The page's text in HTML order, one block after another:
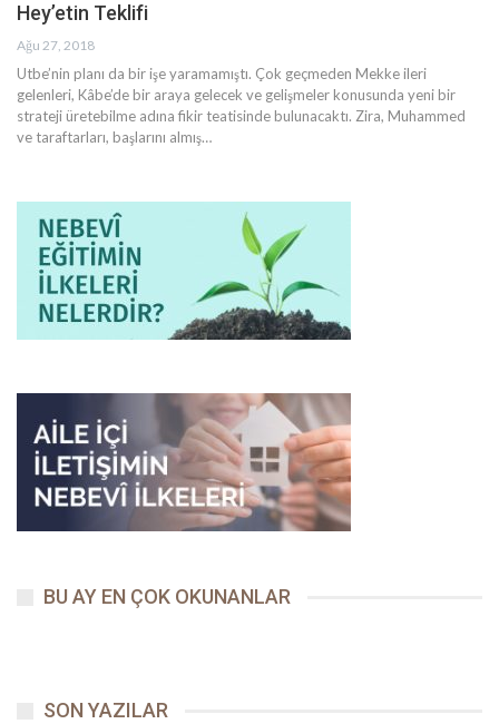
Hey’etin Teklifi
Ağu 27, 2018
Utbe’nin planı da bir işe yaramamıştı. Çok geçmeden Mekke ileri
gelenleri, Kâbe’de bir araya gelecek ve gelişmeler konusunda yeni bir
strateji üretebilme adına fikir teatisinde bulunacaktı. Zira, Muhammed
ve taraftarları, başlarını almış…
BU AY EN ÇOK OKUNANLAR
SON YAZILAR